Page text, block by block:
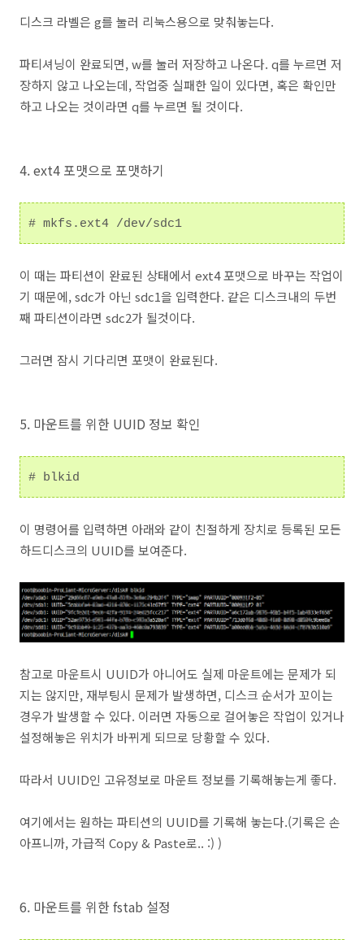
디스크 라벨은 g를 눌러 리눅스용으로 맞춰놓는다.
파티셔닝이 완료되면, w를 눌러 저장하고 나온다. q를 누르면 저
장하지 않고 나오는데, 작업중 실패한 일이 있다면, 혹은 확인만
하고 나오는 것이라면 q를 누르면 될 것이다.
4. ext4 포맷으로 포맷하기
# mkfs.ext4 /dev/sdc1
이 때는 파티션이 완료된 상태에서 ext4 포맷으로 바꾸는 작업이
기 때문에, sdc가 아닌 sdc1을 입력한다. 같은 디스크내의 두번
째 파티션이라면 sdc2가 될것이다.
그러면 잠시 기다리면 포맷이 완료된다.
5. 마운트를 위한 UUID 정보 확인
# blkid
이 명령어를 입력하면 아래와 같이 친절하게 장치로 등록된 모든
하드디스크의 UUID를 보여준다.
참고로 마운트시 UUID가 아니어도 실제 마운트에는 문제가 되
지는 않지만, 재부팅시 문제가 발생하면, 디스크 순서가 꼬이는
경우가 발생할 수 있다. 이러면 자동으로 걸어놓은 작업이 있거나
설정해놓은 위치가 바뀌게 되므로 당황할 수 있다.
따라서 UUID인 고유정보로 마운트 정보를 기록해놓는게 좋다.
여기에서는 원하는 파티션의 UUID를 기록해 놓는다.(기록은 손
아프니까, 가급적 Copy & Paste로.. :) )
6. 마운트를 위한 fstab 설정